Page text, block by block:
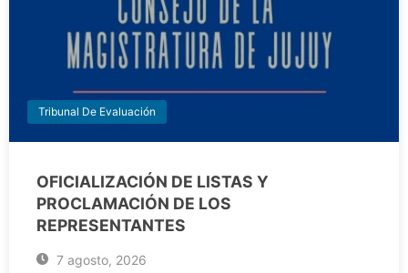
Tribunal De Evaluación
OFICIALIZACIÓN DE LISTAS Y
PROCLAMACIÓN DE LOS
REPRESENTANTES
7 agosto, 2026